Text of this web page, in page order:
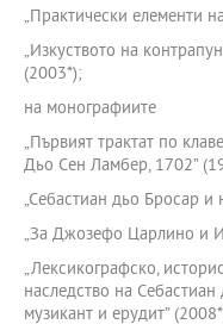
„Практически елементи
„Изкуството на
(2003*);
на монографиите
„Първият трактат по
Дьо Сен Ламбер, 1702”
„Себастиан дьо Бросар и
„За Джозефо Царлино и
„Лексикографско,
наследство на
музикант и ерудит”